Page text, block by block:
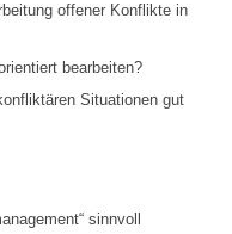
offener Konflikte in
bearbeiten?
Situationen gut
sinnvoll